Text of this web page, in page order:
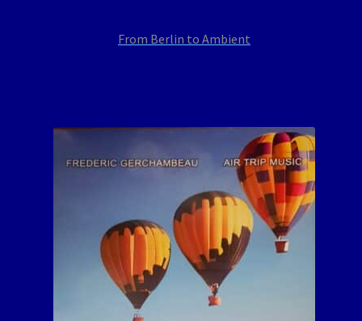
From Berlin to Ambient